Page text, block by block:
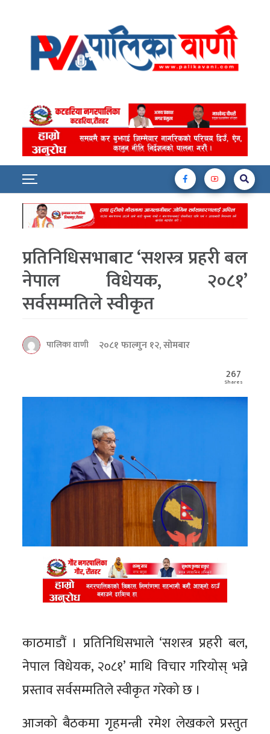
प्रतिनिधिसभाबाट ‘सशस्त्र प्रहरी बल
नेपाल विधेयक, २०८१’
सर्वसम्मतिले स्वीकृत
पालिका वाणी
२०८१ फाल्गुन १२, सोमबार
267
Shares
काठमाडौं । प्रतिनिधिसभाले ‘सशस्त्र प्रहरी बल,
नेपाल विधेयक, २०८१’ माथि विचार गरियोस् भन्ने
प्रस्ताव सर्वसम्मतिले स्वीकृत गरेको छ ।
आजको बैठकमा गृहमन्त्री रमेश लेखकले प्रस्तुत